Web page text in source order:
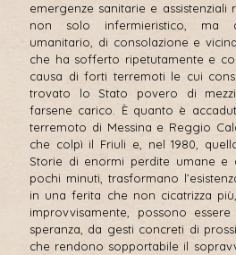
emergenze sanitarie e assistenziali
non solo infermieristico, ma
umanitario, di consolazione e
che ha sofferto ripetutamente e
causa di forti terremoti le cui
trovato lo Stato povero di
farsene carico. È quanto è
terremoto di Messina e Reggio
che colpì il Friuli e, nel 1980,
Storie di enormi perdite umane e
pochi minuti, trasformano
in una ferita che non cicatrizza
improvvisamente, possono
speranza, da gesti concreti di
che rendono sopportabile il